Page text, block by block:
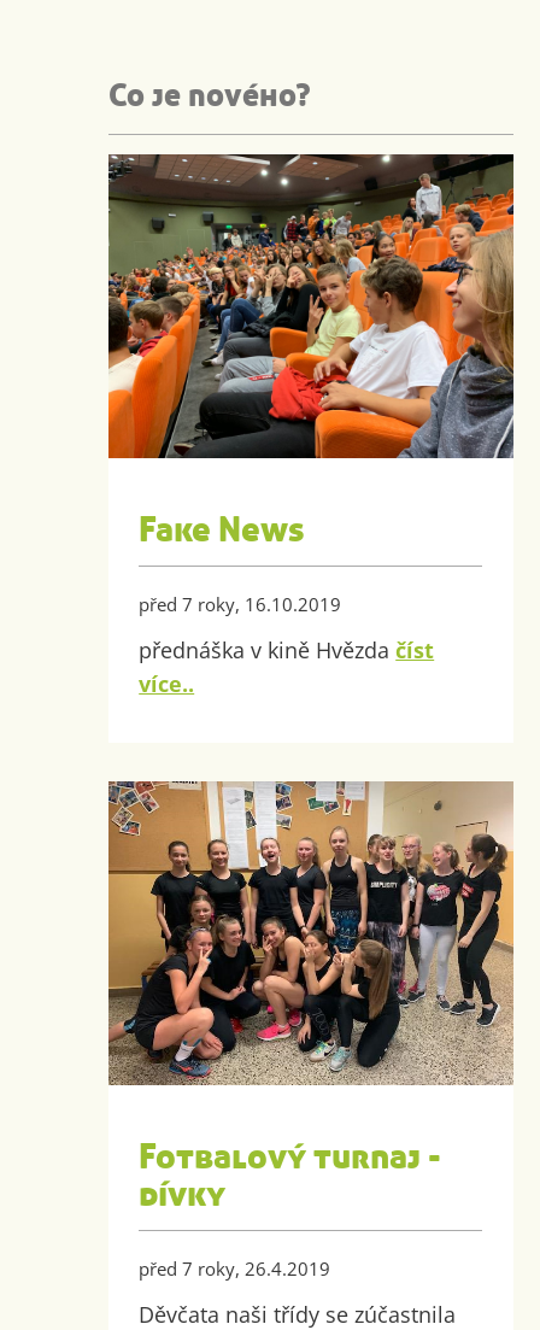
Co je nového?
Fake News
před 7 roky, 16.10.2019
přednáška v kině Hvězdačíst
více..
Fotbalový turnaj -
dívky
před 7 roky, 26.4.2019
Děvčata naši třídy se zúčastnila